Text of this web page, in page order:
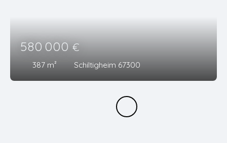
580 000€
387 m² Schiltigheim 67300